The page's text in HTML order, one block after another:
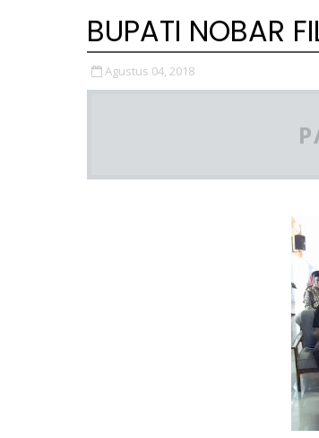
BUPATI NOBAR
Agustus 04, 2018